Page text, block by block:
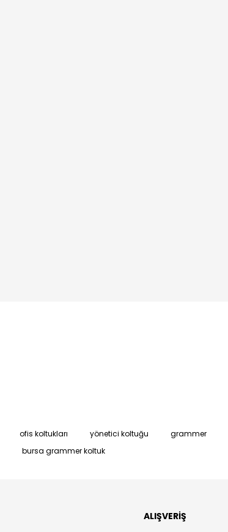
ofis koltukları yönetici koltuğu grammer
bursa grammer koltuk
ALIŞVERİŞ